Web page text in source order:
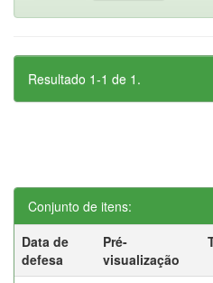
Resultado 1-1 de 1.
Conjunto de itens:
Data de
defesa
Pré-
visualização